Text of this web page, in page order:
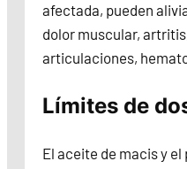
afectada, pueden
dolor muscular,
articulaciones,
Límites de
El aceite de macis y el